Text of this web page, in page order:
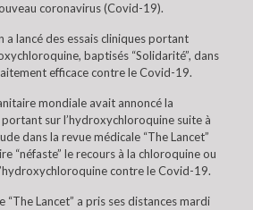
coronavirus (Covid-19).
a lancé des essais cliniques portant
baptisés “Solidarité”, dans
efficace contre le Covid-19.
mondiale avait annoncé la
portant sur l’hydroxychloroquine suite à
dans la revue médicale “The Lancet”
“néfaste” le recours à la chloroquine ou
contre le Covid-19.
“The Lancet” a pris ses distances mardi